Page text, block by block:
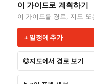
이 가이드로 계획하기
이 가이드를 경로, 지도
일정에 추가
지도에서 경로 보기